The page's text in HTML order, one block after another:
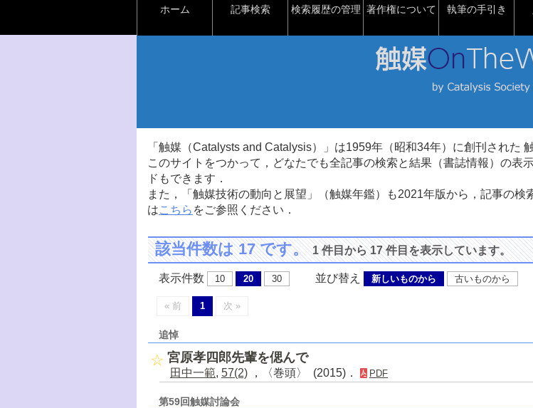
ホーム 記事検索 検索履歴の管理 著作権について 執筆の手引き
「触媒（Catalysts and Catalysis）」は1959年（昭和34年）に創刊された
このサイトをつかって，どなたでも全記事の検索と結果（書誌情報）の表
ドもできます．
また，「触媒技術の動向と展望」（触媒年鑑）も2021年版から，記事の検
はこちら をご参照ください．
該当件数は 17 です。1 件目から 17 件目を表示しています。
表示件数 10 20 30 並び替え 新しいものから 古いものから
« 前 1 次 »
追悼
宮原孝四郎先輩を偲んで
田中一範, 57(2) ，〈巻頭〉 (2015)． PDF
第59回触媒討論会